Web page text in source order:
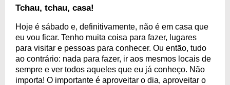
Tchau, tchau, casa!
Hoje é sábado e, definitivamente, não é em casa que
eu vou ficar. Tenho muita coisa para fazer, lugares
para visitar e pessoas para conhecer. Ou então, tudo
ao contrário: nada para fazer, ir aos mesmos locais de
sempre e ver todos aqueles que eu já conheço. Não
importa! O importante é aproveitar o dia, aproveitar o